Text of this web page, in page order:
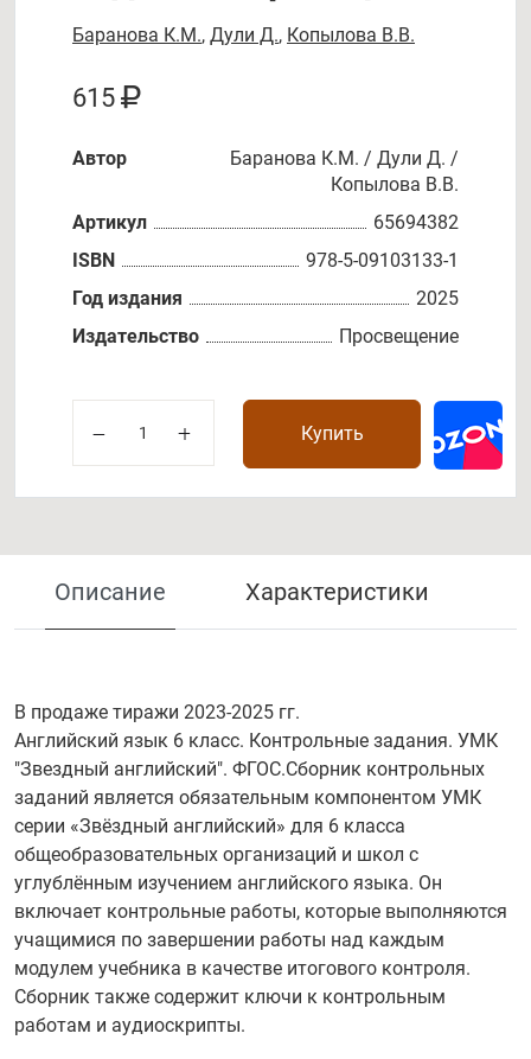
Баранова К.М., Дули Д., Копылова В.В.
615
Автор
Баранова К.М. / Дули Д. /
Копылова В.В.
Артикул
65694382
ISBN
978-5-09103133-1
Год издания
2025
Издательство
Просвещение
Купить
Описание Характеристики
В продаже тиражи 2023-2025 гг.
Английский язык 6 класс. Контрольные задания. УМК
"Звездный английский". ФГОС.Сборник контрольных
заданий является обязательным компонентом УМК
серии «Звёздный английский» для 6 класса
общеобразовательных организаций и школ с
углублённым изучением английского языка. Он
включает контрольные работы, которые выполняются
учащимися по завершении работы над каждым
модулем учебника в качестве итогового контроля.
Сборник также содержит ключи к контрольным
работам и аудиоскрипты.